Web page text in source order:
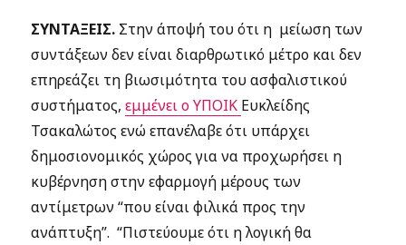
ΣΥΝΤΑΞΕΙΣ. Στην άποψή του ότι η μείωση των
συντάξεων δεν είναι διαρθρωτικό μέτρο και δεν
επηρεάζει τη βιωσιμότητα του ασφαλιστικού
συστήματος,εμμένει ο ΥΠΟΙΚ Ευκλείδης
Τσακαλώτος ενώ επανέλαβε ότι υπάρχει
δημοσιονομικός χώρος για να προχωρήσει η
κυβέρνηση στην εφαρμογή μέρους των
αντίμετρων “που είναι φιλικά προς την
ανάπτυξη”. “Πιστεύουμε ότι η λογική θα